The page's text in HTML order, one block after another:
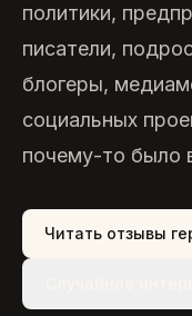
политики,
писатели,
блогеры,
социальных
почему-то было
Читать отзывы